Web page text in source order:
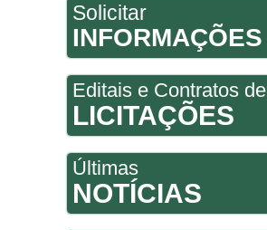
Solicitar
INFORMAÇÕES
Editais e Contratos de
LICITAÇÕES
Últimas
NOTÍCIAS